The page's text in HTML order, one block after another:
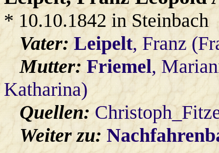
* 10.10.1842 in Steinbach
Vater:Leipelt, Franz
Mutter:Friemel,
Katharina)
Quellen:
Weiter zu: